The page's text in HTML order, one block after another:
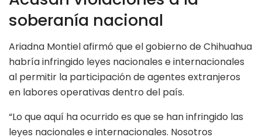
soberanía nacional
Ariadna Montiel afirmó que el gobierno de Chihuahua
habría infringido leyes nacionales e internacionales
al permitir la participación de agentes extranjeros
en labores operativas dentro del país.
“Lo que aquí ha ocurrido es que se han infringido las
leyes nacionales e internacionales. Nosotros